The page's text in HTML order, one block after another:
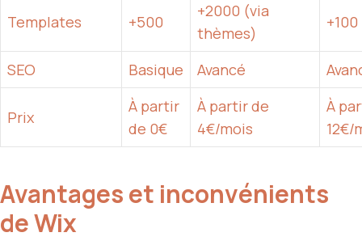
Templates +500
+2000 (via
thèmes)
+100
SEO Basique Avancé
Prix
À partir
de 0€
À partir de
4€/mois
À
12€/
Avantages et inconvénients
de Wix